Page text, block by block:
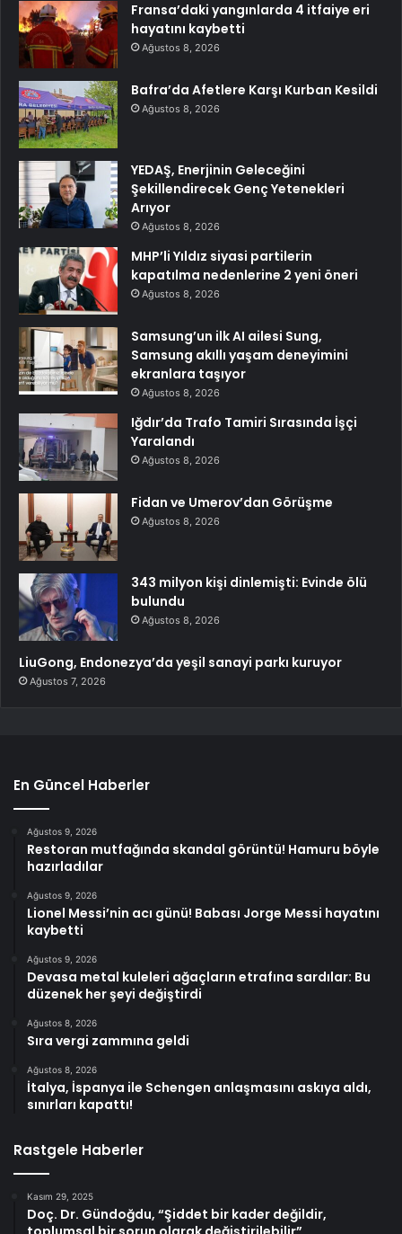
Fransa’daki yangınlarda 4 itfaiye eri
hayatını kaybetti
Ağustos 8, 2026
Bafra’da Afetlere Karşı Kurban Kesildi
Ağustos 8, 2026
YEDAŞ, Enerjinin Geleceğini
Şekillendirecek Genç Yetenekleri
Arıyor
Ağustos 8, 2026
MHP’li Yıldız siyasi partilerin
kapatılma nedenlerine 2 yeni öneri
Ağustos 8, 2026
Samsung’un ilk AI ailesi Sung,
Samsung akıllı yaşam deneyimini
ekranlara taşıyor
Ağustos 8, 2026
Iğdır’da Trafo Tamiri Sırasında İşçi
Yaralandı
Ağustos 8, 2026
Fidan ve Umerov’dan Görüşme
Ağustos 8, 2026
343 milyon kişi dinlemişti: Evinde ölü
bulundu
Ağustos 8, 2026
LiuGong, Endonezya’da yeşil sanayi parkı kuruyor
Ağustos 7, 2026
En Güncel Haberler
Ağustos 9, 2026
Restoran mutfağında skandal görüntü! Hamuru böyle
hazırladılar
Ağustos 9, 2026
Lionel Messi’nin acı günü! Babası Jorge Messi hayatını
kaybetti
Ağustos 9, 2026
Devasa metal kuleleri ağaçların etrafına sardılar: Bu
düzenek her şeyi değiştirdi
Ağustos 8, 2026
Sıra vergi zammına geldi
Ağustos 8, 2026
İtalya, İspanya ile Schengen anlaşmasını askıya aldı,
sınırları kapattı!
Rastgele Haberler
Kasım 29, 2025
Doç. Dr. Gündoğdu, “Şiddet bir kader değildir,